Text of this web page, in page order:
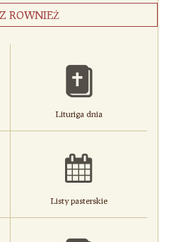
ROWNIEŻ
Lituriga dnia
Listy pasterskie